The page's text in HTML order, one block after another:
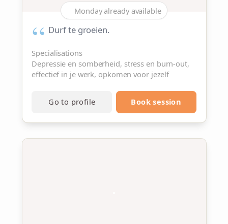
Monday already available
Durf te groeien.
Specialisations
Depressie en somberheid, stress en burn-out,
effectief in je werk, opkomen voor jezelf
Go to profile Book session